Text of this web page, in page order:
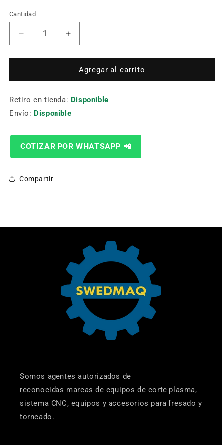
Cantidad
Cantidad
Reducir
cantidad
para
Ventilador
220V
Aumentar
cantidad
para
Repuesto
Ventilador
220V
Agregar al carrito
Retiro en tienda: Disponible
Envío: Disponible
COTIZAR POR WHATSAPP 📲
Compartir
Somos agentes autorizados de
reconocidas marcas de equipos de corte plasma,
sistema CNC, equipos y accesorios para fresado y
torneado.